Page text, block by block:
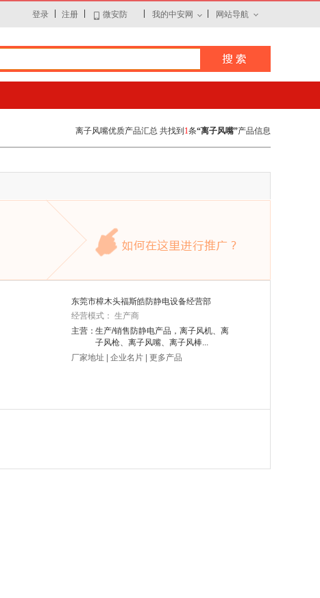
登录 注册 微安防 我的中安网 网站导航
离子风嘴优质产品汇总 共找到 1条“离子风嘴”产品信息
东莞市樟木头福斯皓防静电设备经营部
经营模式： 生产商
主营：生产/销售防静电产品，离子风机、离
子风枪、离子风嘴、离子风棒...
厂家地址
企业名片 更多产品